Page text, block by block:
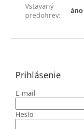
Vstavaný
predohrev:
áno
Prihlásenie
E-mail
Heslo